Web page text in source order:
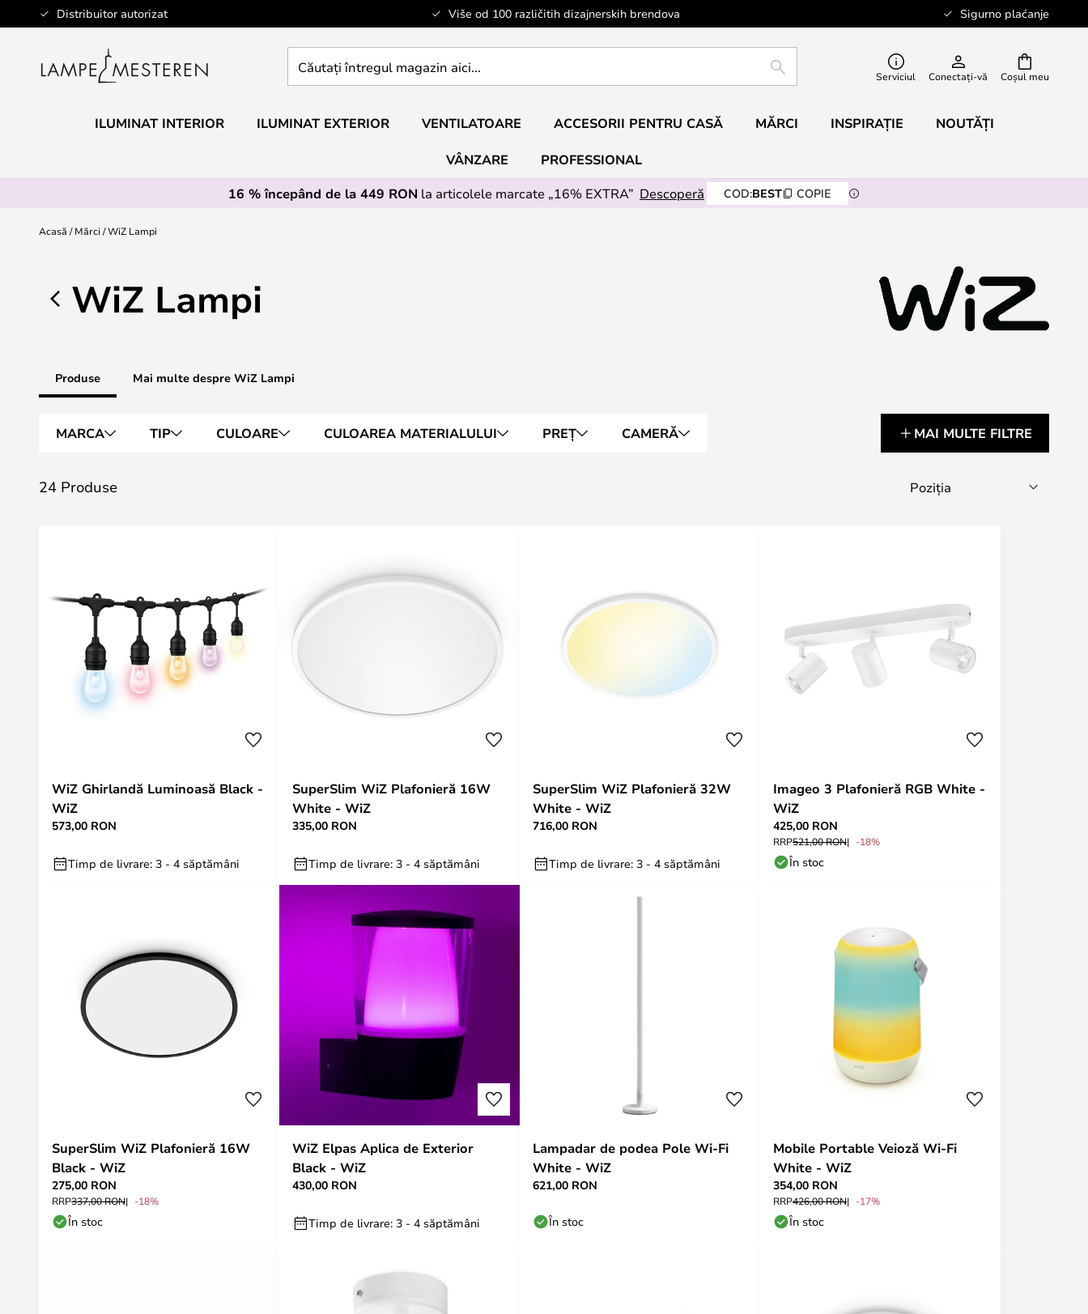
Distribuitor autorizat Više od 100 različitih dizajnerskih brendova Sigurno plaćanje
Mergeti
la
Coșul meu
întregul
aici...
CĂUTARE Serviciul Conectați-vă
ILUMINAT INTERIOR ILUMINAT EXTERIOR VENTILATOARE ACCESORII PENTRU CASĂ MĂRCI INSPIRAȚIE NOUTĂȚI
VÂNZARE
PROFESSIONAL
16 % începând de la 449 RON la articolele marcate „16% EXTRA” Descoperă COD:BEST COPIE
Acasă Mărci WiZ Lampi
WiZ Lampi
Produse Mai multe despre WiZ Lampi
MARCA TIP CULOARE CULOAREA MATERIALULUI PREȚ CAMERĂ MAI MULTE FILTRE
24 Produse
WiZ Ghirlandă Luminoasă Black -
WiZ
573,00 RON
Timp de livrare: 3 - 4 săptămâni
SuperSlim WiZ Plafonieră 16W
White - WiZ
335,00 RON
Timp de livrare: 3 - 4 săptămâni
SuperSlim WiZ Plafonieră 32W
White - WiZ
716,00 RON
Timp de livrare: 3 - 4 săptămâni
Imageo 3 Plafonieră RGB White -
WiZ
425,00 RON
RRP521,00 RON -18%
În stoc
SuperSlim WiZ Plafonieră 16W
Black - WiZ
275,00 RON
RRP337,00 RON -18%
În stoc
WiZ Elpas Aplica de Exterior
Black - WiZ
430,00 RON
Timp de livrare: 3 - 4 săptămâni
Lampadar de podea Pole Wi-Fi
White - WiZ
621,00 RON
În stoc
Mobile Portable Veioză Wi-Fi
White - WiZ
354,00 RON
RRP426,00 RON -17%
În stoc